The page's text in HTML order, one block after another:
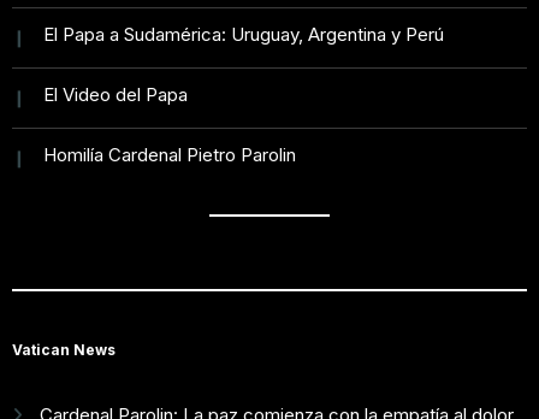
El Papa a Sudamérica: Uruguay, Argentina y Perú
El Video del Papa
Homilía Cardenal Pietro Parolin
Vatican News